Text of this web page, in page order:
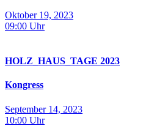
Oktober 19, 2023
09:00 Uhr
HOLZ_HAUS_­TAGE 2023
Kongress
September 14, 2023
10:00 Uhr